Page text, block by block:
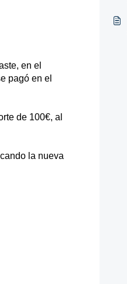
en el
pagó en el
de 100€, al
la nueva